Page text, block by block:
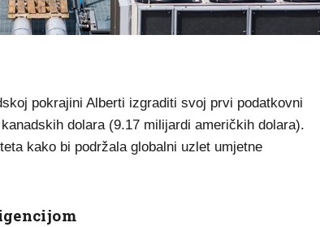
pokrajini Alberti izgraditi svoj prvi podatkovni
dolara (9.17 milijardi američkih dolara).
kako bi podržala globalni uzlet umjetne